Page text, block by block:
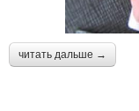
читать дальше →